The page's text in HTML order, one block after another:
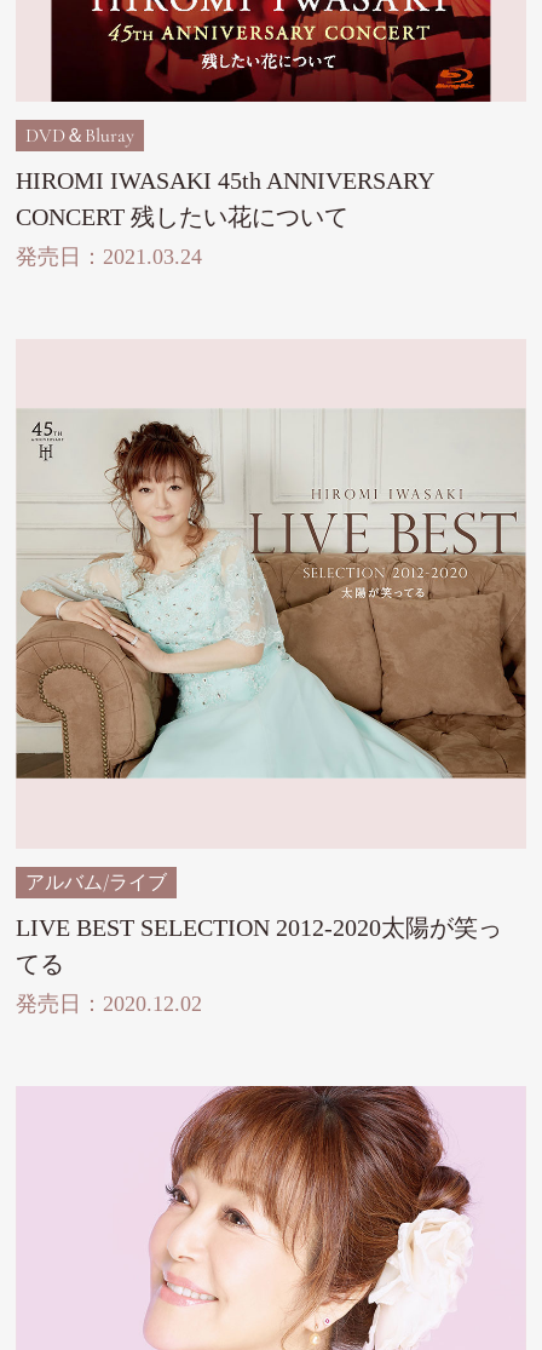
DVD＆Bluray
HIROMI IWASAKI 45th ANNIVERSARY
CONCERT 残したい花について
発売日：2021.03.24
アルバム/ライブ
LIVE BEST SELECTION 2012-2020太陽が笑っ
てる
発売日：2020.12.02